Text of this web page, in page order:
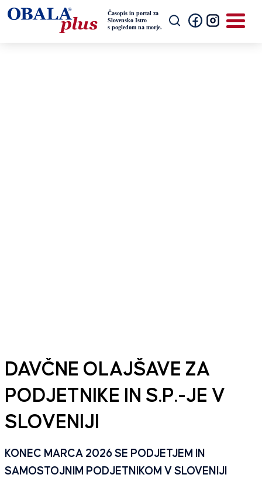
DAVČNE OLAJŠAVE ZA
PODJETNIKE IN S.P.-JE V
SLOVENIJI
KONEC MARCA 2026 SE PODJETJEM IN
SAMOSTOJNIM PODJETNIKOM V SLOVENIJI